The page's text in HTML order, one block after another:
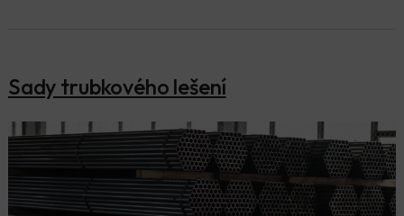
Sady trubkového lešení